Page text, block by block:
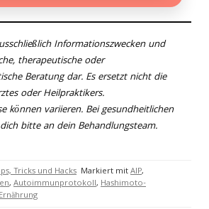
Informationszwecken und
therapeutische oder
Beratung dar. Es ersetzt nicht die
oder Heilpraktikers.
können variieren. Bei gesundheitlichen
bitte an dein Behandlungsteam.
Tricks und Hacks Markiert mitAIP,
, Autoimmunprotokoll, Hashimoto-